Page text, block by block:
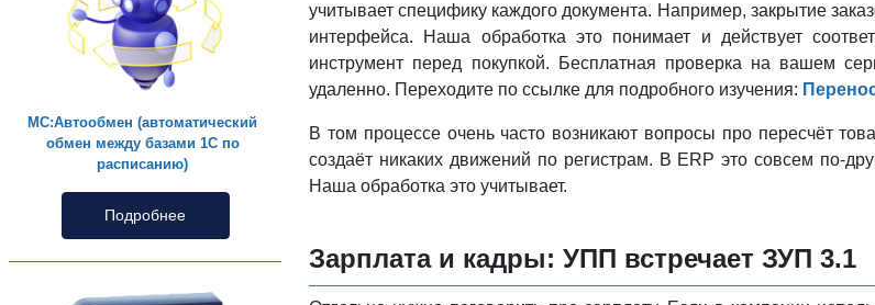
МС:Автообмен (автоматический
обмен между базами 1С по
расписанию)
Подробнее
учитывает специфику каждого документа. Например, закрытие
интерфейса. Наша обработка это понимает и действует
инструмент перед покупкой. Бесплатная проверка на вашем
удаленно. Переходите по ссылке для подробного изучения:
В том процессе очень часто возникают вопросы про пересчёт
создаёт никаких движений по регистрам. В ERP это совсем по-
Наша обработка это учитывает.
Зарплата и кадры: УПП встречает ЗУП 3.1